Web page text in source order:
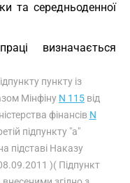
та середньоденної
визначається
пункту із
Мінфіну N 115 від
фінансів N
підпункту "а"
підставі Наказу
)( Підпункт